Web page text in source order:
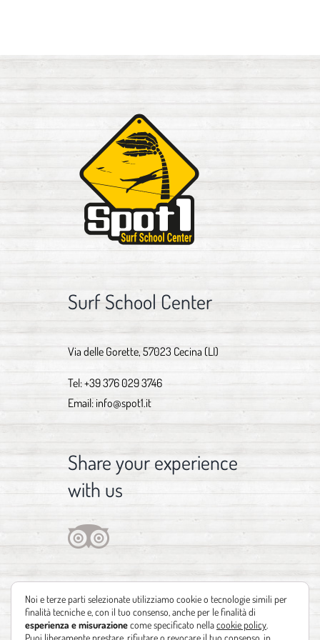
Surf School Center
Via delle Gorette, 57023 Cecina (LI)
Tel:+39 376 029 3746
Email: info@spot1.it
Share your experience
with us
Noi e terze parti selezionate utilizziamo cookie o tecnologie simili per
finalità tecniche e, con il tuo consenso, anche per le finalità di
esperienza e misurazionecome specificato nellacookie policy
Puoi liberamente prestare, rifiutare o revocare il tuo consenso, in